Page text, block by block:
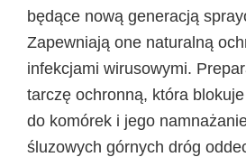
będące nową generacją
Zapewniają one naturalną
infekcjami wirusowymi.
tarczę ochronną, która
do komórek i jego
śluzowych górnych dróg